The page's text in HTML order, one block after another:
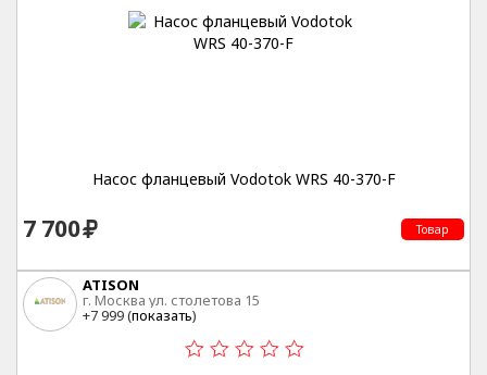
Насос фланцевый Vodotok WRS 40-370-F
7 700 Товар
ATISON
г. Москва ул. столетова 15
+7 999 (показать)